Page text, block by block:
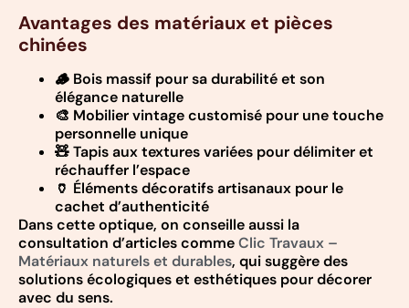
Avantages des matériaux et pièces
chinées
🪵 Bois massif pour sa durabilité et son
élégance naturelle
🎨 Mobilier vintage customisé pour une touche
personnelle unique
🧸 Tapis aux textures variées pour délimiter et
réchauffer l’espace
🏺 Éléments décoratifs artisanaux pour le
cachet d’authenticité
Dans cette optique, on conseille aussi la
consultation d’articles commeClic Travaux –
Matériaux naturels et durables, qui suggère des
solutions écologiques et esthétiques pour décorer
avec du sens.